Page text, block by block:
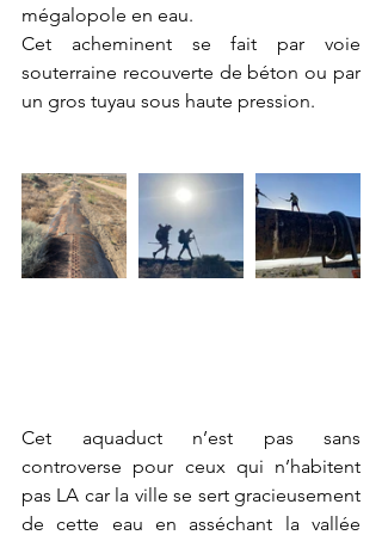
mégalopole en eau.
Cet acheminent se fait par voie
souterraine recouverte de béton ou par
un gros tuyau sous haute pression.
Cet aquaduct n’est pas sans
controverse pour ceux qui n’habitent
pas LA car la ville se sert gracieusement
de cette eau en asséchant la vallée